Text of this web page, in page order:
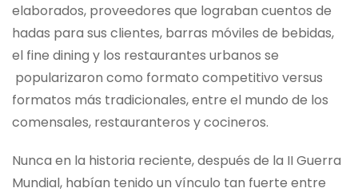
elaborados, proveedores que lograban cuentos de
hadas para sus clientes, barras móviles de bebidas,
el fine dining y los restaurantes urbanos se
popularizaron como formato competitivo versus
formatos más tradicionales, entre el mundo de los
comensales, restauranteros y cocineros.
Nunca en la historia reciente, después de la II Guerra
Mundial, habían tenido un vínculo tan fuerte entre